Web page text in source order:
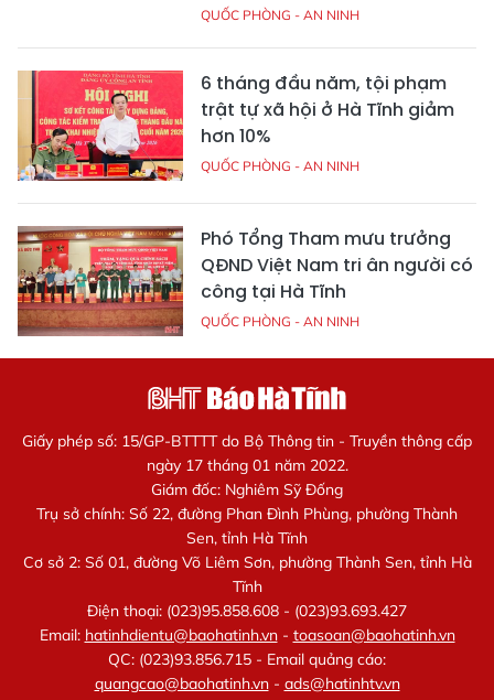
QUỐC PHÒNG - AN NINH
6 tháng đầu năm, tội phạm
trật tự xã hội ở Hà Tĩnh giảm
hơn 10%
QUỐC PHÒNG - AN NINH
Phó Tổng Tham mưu trưởng
QĐND Việt Nam tri ân người có
công tại Hà Tĩnh
QUỐC PHÒNG - AN NINH
Giấy phép số: 15/GP-BTTTT do Bộ Thông tin - Truyền thông cấp
ngày 17 tháng 01 năm 2022.
Giám đốc: Nghiêm Sỹ Đống
Trụ sở chính: Số 22, đường Phan Đình Phùng, phường Thành
Sen, tỉnh Hà Tĩnh
Cơ sở 2: Số 01, đường Võ Liêm Sơn, phường Thành Sen, tỉnh Hà
Tĩnh
Điện thoại: (023)95.858.608 - (023)93.693.427
Email: hatinhdientu@baohatinh.vn- toasoan@baohatinh.vn
QC: (023)93.856.715 - Email quảng cáo:
quangcao@baohatinh.vn- ads@hatinhtv.vn